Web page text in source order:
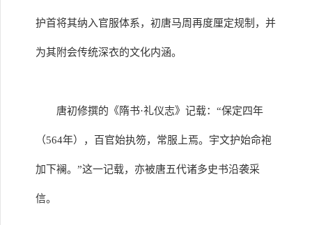
护首将其纳入官服体系，初唐马周再度厘定规制，并
为其附会传统深衣的文化内涵。
唐初修撰的《隋书·礼仪志》记载：“保定四年
（564年），百官始执笏，常服上焉。宇文护始命袍
加下襕。”这一记载，亦被唐五代诸多史书沿袭采
信。